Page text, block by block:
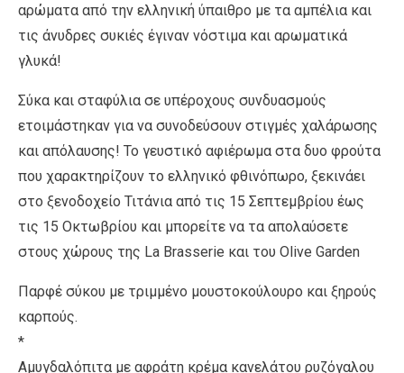
αρώματα από την ελληνική ύπαιθρο με τα αμπέλια και
τις άνυδρες συκιές έγιναν νόστιμα και αρωματικά
γλυκά!
Σύκα και σταφύλια σε υπέροχους συνδυασμούς
ετοιμάστηκαν για να συνοδεύσουν στιγμές χαλάρωσης
και απόλαυσης! Το γευστικό αφιέρωμα στα δυο φρούτα
που χαρακτηρίζουν το ελληνικό φθινόπωρο, ξεκινάει
στο ξενοδοχείο Τιτάνια από τις 15 Σεπτεμβρίου έως
τις 15 Οκτωβρίου και μπορείτε να τα απολαύσετε
στους χώρους της La Brasserie και του Olive Garden
Παρφέ σύκου με τριμμένο μουστοκούλουρο και ξηρούς
καρπούς.
*
Αμυγδαλόπιτα με αφράτη κρέμα κανελάτου ρυζόγαλου